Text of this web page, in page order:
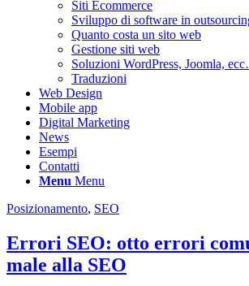
Siti Ecommerce
Sviluppo di software in
Quanto costa un sito web
Gestione siti web
Soluzioni WordPress, Joomla,
Traduzioni
Web Design
Mobile app
Digital Marketing
News
Esempi
Contatti
Menu Menu
Posizionamento, SEO
Errori SEO: otto errori
male alla SEO